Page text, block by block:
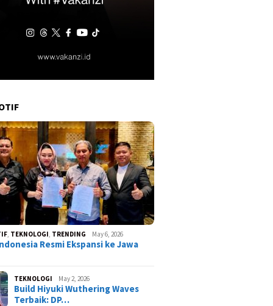
, TEKNOLOGI, TRENDING May 6, 2026
Resmi Ekspansi ke Jawa
TEKNOLOGI May 2, 2026
Build Hiyuki Wuthering Waves
Terbaik: DP…